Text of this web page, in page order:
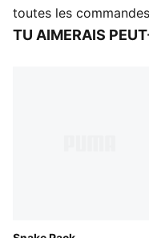
DÉTAILS
Conçu pour : Style de
toutes les
TU AIMERAIS